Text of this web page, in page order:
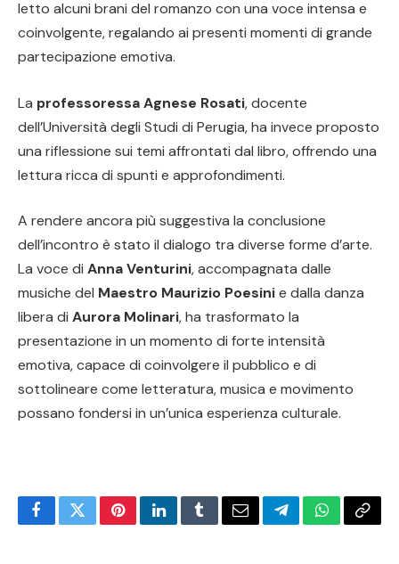
letto alcuni brani del romanzo con una voce intensa e
coinvolgente, regalando ai presenti momenti di grande
partecipazione emotiva.
La professoressa Agnese Rosati, docente
dell’Università degli Studi di Perugia, ha invece proposto
una riflessione sui temi affrontati dal libro, offrendo una
lettura ricca di spunti e approfondimenti.
A rendere ancora più suggestiva la conclusione
dell’incontro è stato il dialogo tra diverse forme d’arte.
La voce di Anna Venturini, accompagnata dalle
musiche del Maestro Maurizio Poesinie dalla danza
libera di Aurora Molinari, ha trasformato la
presentazione in un momento di forte intensità
emotiva, capace di coinvolgere il pubblico e di
sottolineare come letteratura, musica e movimento
possano fondersi in un’unica esperienza culturale.
FacebookTwitterPinterestLinkedInTumblrEmailTelegramWhatsApp
Copy